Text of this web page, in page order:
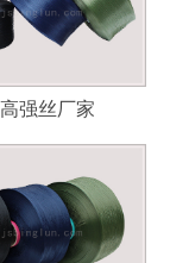
强丝厂家